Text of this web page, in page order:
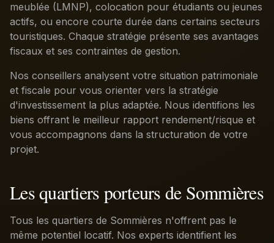
meublée (LMNP), colocation pour étudiants ou jeunes
actifs, ou encore courte durée dans certains secteurs
touristiques. Chaque stratégie présente ses avantages
fiscaux et ses contraintes de gestion.
Nos conseillers analysent votre situation patrimoniale
et fiscale pour vous orienter vers la stratégie
d'investissement la plus adaptée. Nous identifions les
biens offrant le meilleur rapport rendement/risque et
vous accompagnons dans la structuration de votre
projet.
Les quartiers porteurs de Sommières
Tous les quartiers de Sommières n'offrent pas le
même potentiel locatif. Nos experts identifient les